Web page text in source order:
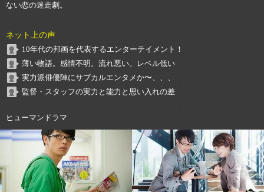
ない恋の迷走劇。
ネット上の声
10年代の邦画を代表するエンターテイメント！
薄い物語。感情不明。流れ悪い。レベル低い
実力派俳優陣にサブカルエンタメか〜、、、
監督・スタッフの実力と能力と思い入れの差
ヒューマンドラマ